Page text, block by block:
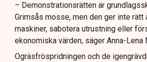
– Demonstrationsrätten är
Grimsås mosse, men den ger inte rätt
maskiner, sabotera utrustning eller
ekonomiska värden, säger Anna-Lena
Ogräsfröspridningen och de